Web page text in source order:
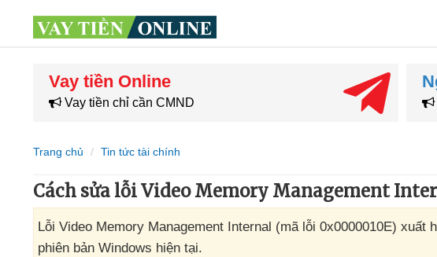
Vay tiền Online
Vay tiền chỉ cần CMND
Trang chủ Tin tức tài chính
Cách sửa lỗi Video Memory Management
Lỗi Video Memory Management Internal (mã lỗi 0x0000010E)
phiên bản Windows hiện tại.